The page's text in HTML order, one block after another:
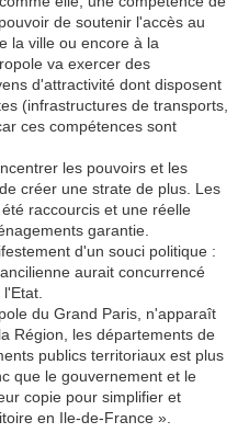
de soutenir l'accès au
la ville ou encore à la
va exercer des
d'attractivité dont disposent
(infrastructures de transports,
ces compétences sont
les pouvoirs et les
créer une strate de plus. Les
raccourcis et une réelle
garantie.
d'un souci politique :
aurait concurrencé
du Grand Paris, n'apparaît
Région, les départements de
publics territoriaux est plus
que le gouvernement et le
copie pour simplifier et
en Ile-de-France ».